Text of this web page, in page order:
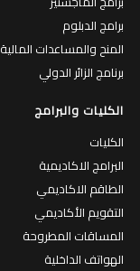
برامج الدبلوم
المنح والمساعدات المالية
برنامج الزائر الدولي
الكليات والبرامج
الكليات
البرامج الاكاديمية
الطاقم الاكاديمي
التقويم الأكاديمي
المساقات المطروحة
الهواتف الداخلية